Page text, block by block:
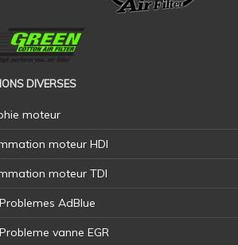
DIVERSES
moteur
moteur HDI
moteur TDI
AdBlue
vanne EGR